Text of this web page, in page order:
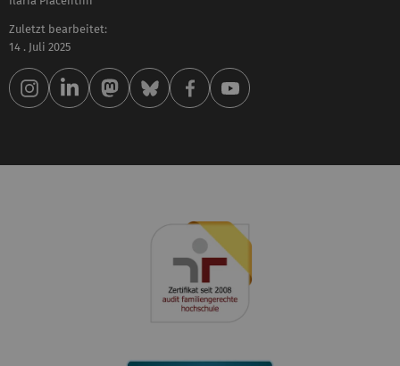
Zuletzt bearbeitet:
14 . Juli 2025